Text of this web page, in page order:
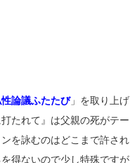
論議ふたたび」を取り上げ
たれて』は父親の死がテー
を詠むのはどこまで許され
得ないので少し特殊ですが